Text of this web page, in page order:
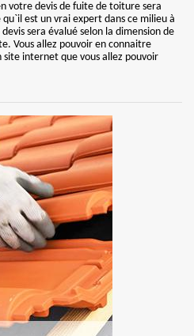
votre devis de fuite de toiture sera
est un vrai expert dans ce milieu à
sera évalué selon la dimension de
Vous allez pouvoir en connaitre
site internet que vous allez pouvoir